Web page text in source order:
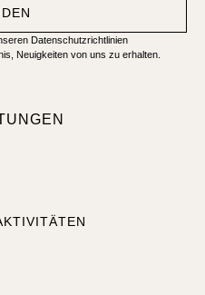
Datenschutzrichtlinien
Neuigkeiten von uns zu erhalten.